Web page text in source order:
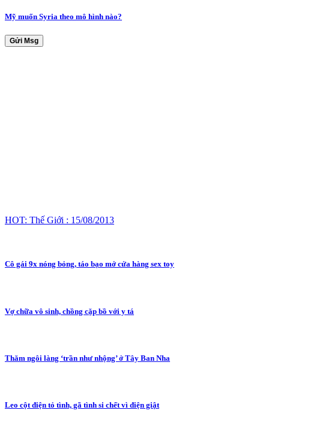
Mỹ muốn Syria theo mô hình nào?
Gửi Msg
HOT: Thế Giới : 15/08/2013
Cô gái 9x nóng bỏng, táo bạo mở cửa hàng sex toy
Vợ chữa vô sinh, chồng cặp bồ với y tá
Thăm ngôi làng ‘trần như nhộng’ ở Tây Ban Nha
Leo cột điện tỏ tình, gã tình si chết vì điện giật